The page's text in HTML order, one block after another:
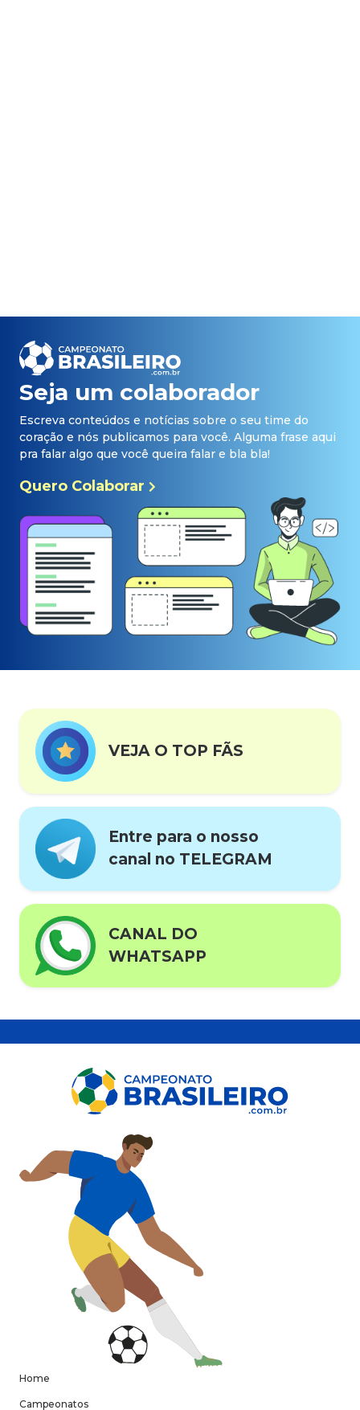
Seja um colaborador
Escreva conteúdos e notícias sobre o seu time do
coração e nós publicamos para você. Alguma frase aqui
pra falar algo que você queira falar e bla bla!
Quero Colaborar
VEJA O TOP FÃS
Entre para o nosso
canal no TELEGRAM
CANAL DO
WHATSAPP
Home
Campeonatos